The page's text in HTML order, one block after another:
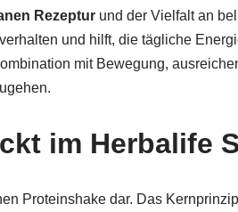
Rezeptur und der Vielfalt an
und hilft, die tägliche
mit Bewegung,
im Herbalife
Proteinshake dar. Das